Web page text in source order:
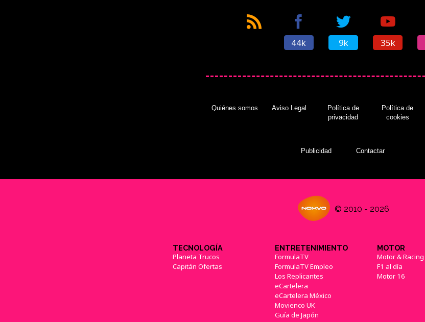
44k 9k 35k
Quiénes somos Aviso Legal
Política de
privacidad
Política de
cookies
Publicidad Contactar
© 2010 - 2026
TECNOLOGÍA
Planeta Trucos
Capitán Ofertas
ENTRETENIMIENTO
FormulaTV
FormulaTV Empleo
Los Replicantes
eCartelera
eCartelera México
Movienco UK
Guía de Japón
MOTOR
Motor & Racing
F1 al día
Motor 16